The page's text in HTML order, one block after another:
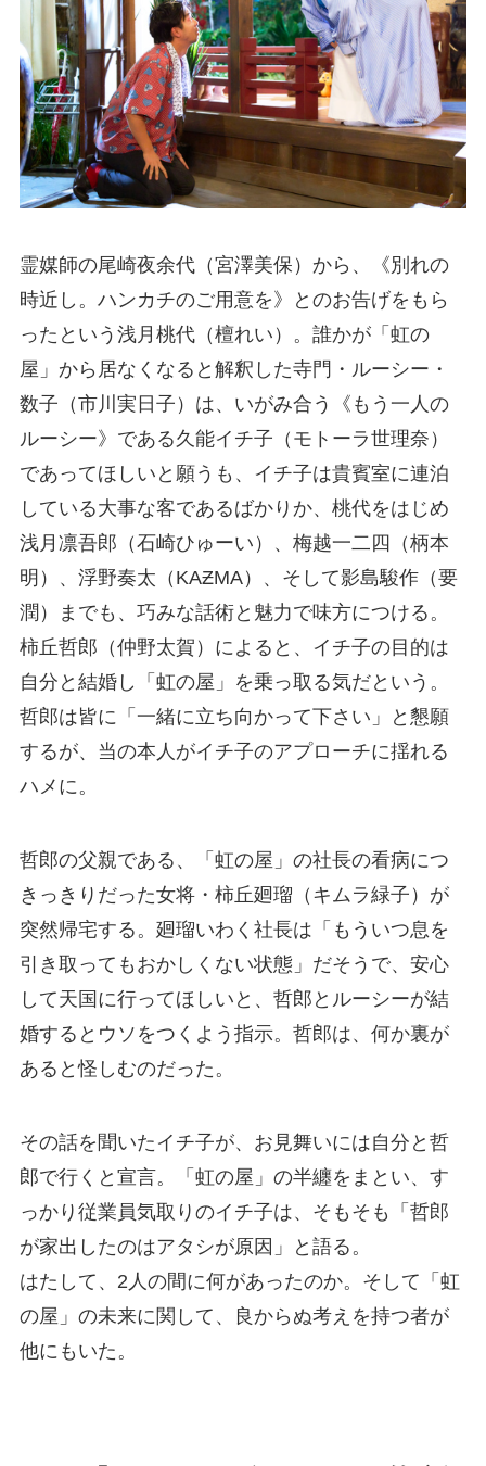
霊媒師の尾崎夜余代（宮澤美保）から、《別れの
時近し。ハンカチのご用意を》とのお告げをもら
ったという浅月桃代（檀れい）。誰かが「虹の
屋」から居なくなると解釈した寺門・ルーシー・
数子（市川実日子）は、いがみ合う《もう一人の
ルーシー》である久能イチ子（モトーラ世理奈）
であってほしいと願うも、イチ子は貴賓室に連泊
している大事な客であるばかりか、桃代をはじめ
浅月凛吾郎（石崎ひゅーい）、梅越一二四（柄本
明）、浮野奏太（KAƵMA）、そして影島駿作（要
潤）までも、巧みな話術と魅力で味方につける。
柿丘哲郎（仲野太賀）によると、イチ子の目的は
自分と結婚し「虹の屋」を乗っ取る気だという。
哲郎は皆に「一緒に立ち向かって下さい」と懇願
するが、当の本人がイチ子のアプローチに揺れる
ハメに。
哲郎の父親である、「虹の屋」の社長の看病につ
きっきりだった女将・柿丘廻瑠（キムラ緑子）が
突然帰宅する。廻瑠いわく社長は「もういつ息を
引き取ってもおかしくない状態」だそうで、安心
して天国に行ってほしいと、哲郎とルーシーが結
婚するとウソをつくよう指示。哲郎は、何か裏が
あると怪しむのだった。
その話を聞いたイチ子が、お見舞いには自分と哲
郎で行くと宣言。「虹の屋」の半纏をまとい、す
っかり従業員気取りのイチ子は、そもそも「哲郎
が家出したのはアタシが原因」と語る。
はたして、2人の間に何があったのか。そして「虹
の屋」の未来に関して、良からぬ考えを持つ者が
他にもいた。